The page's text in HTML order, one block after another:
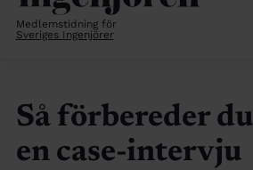
Medlemstidning för
Sveriges Ingenjörer
Så förbereder
en case-intervju